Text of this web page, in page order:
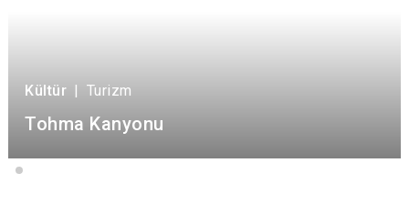
Kültür | Turizm
Tohma Kanyonu